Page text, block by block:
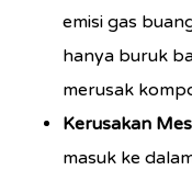
emisi gas
hanya buruk
merusak
Kerusakan
masuk ke